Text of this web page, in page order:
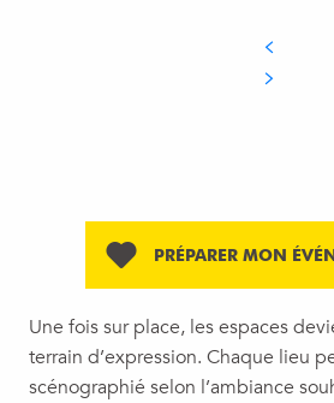
PRÉPARER MON
Une fois sur place, les espaces
terrain d’expression. Chaque lieu
scénographié selon l’ambiance